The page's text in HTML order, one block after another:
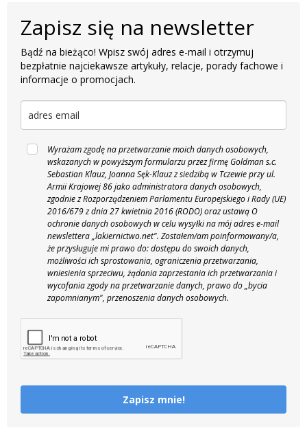
Zapisz się na newsletter
Bądź na bieżąco! Wpisz swój adres e-mail i otrzymuj
bezpłatnie najciekawsze artykuły, relacje, porady fachowe i
informacje o promocjach.
Wyrażam zgodę na przetwarzanie moich danych osobowych,
wskazanych w powyższym formularzu przez firmę Goldman s.c.
Sebastian Klauz, Joanna Sęk-Klauz z siedzibą w Tczewie przy ul.
Armii Krajowej 86 jako administratora danych osobowych,
zgodnie z Rozporządzeniem Parlamentu Europejskiego i Rady (UE)
2016/679 z dnia 27 kwietnia 2016 (RODO) oraz ustawą O
ochronie danych osobowych w celu wysyłki na mój adres e-mail
newslettera „lakiernictwo.net". Zostałem/am poinformowany/a,
że przysługuje mi prawo do: dostępu do swoich danych,
możliwości ich sprostowania, ograniczenia przetwarzania,
wniesienia sprzeciwu, żądania zaprzestania ich przetwarzania i
wycofania zgody na przetwarzanie danych, prawo do „bycia
zapomnianym", przenoszenia danych osobowych.
Zapisz mnie!